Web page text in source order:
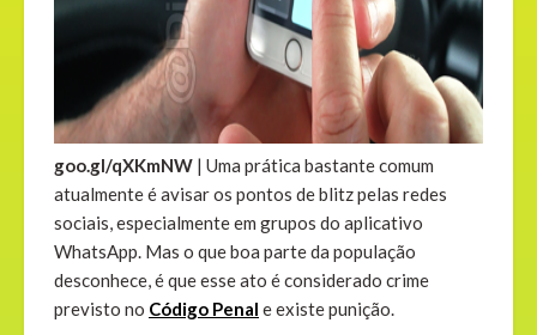
goo.gl/qXKmNW | Uma prática bastante comum
atualmente é avisar os pontos de blitz pelas redes
sociais, especialmente em grupos do aplicativo
WhatsApp. Mas o que boa parte da população
desconhece, é que esse ato é considerado crime
previsto no Código Penal e existe punição.